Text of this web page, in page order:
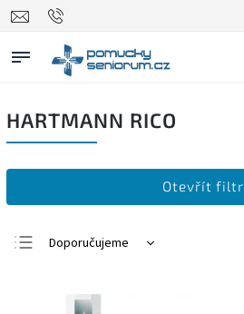
HARTMANN RICO
Otevřít filtr
Doporučujeme
Nejdražší